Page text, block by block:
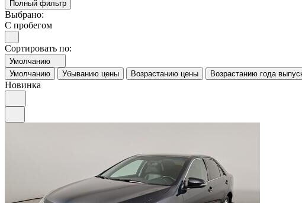
Полный фильтр
Выбрано:
С пробегом
Сортировать по:
Умолчанию
Умолчанию
Убыванию цены Возрастанию цены Возрастанию года
Новинка